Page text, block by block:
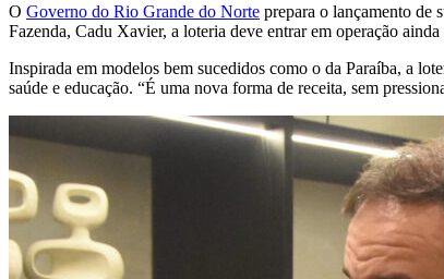
O Governo do Rio Grande do Norte prepara o lançamento de
Fazenda, Cadu Xavier, a loteria deve entrar em operação ainda
Inspirada em modelos bem sucedidos como o da Paraíba, a
saúde e educação. “É uma nova forma de receita, sem